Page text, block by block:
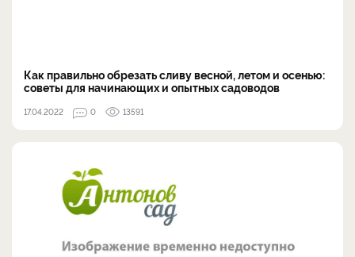
Как правильно обрезать сливу весной, летом и осенью:
советы для начинающих и опытных садоводов
17.04.2022 0 13591